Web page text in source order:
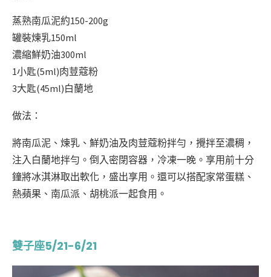
蒸熟南瓜泥約150-200g
罐裝煉乳150ml
濃縮鮮奶油300ml
1小匙(5ml)肉荳蔻粉
3大匙(45ml)白蘭地
做法：
將南瓜泥、煉乳、鮮奶油及肉荳蔻粉拌勻，攪拌至濃稠，
注入白蘭地拌勻。倒入密閉容器，冷凍一晚。享用前十分
鐘將冰淇淋取出軟化，盛出享用。還可以搭配家常蛋糕、
熱蘋果、南瓜派、胡桃派一起食用。
雙子座5/21-6/21